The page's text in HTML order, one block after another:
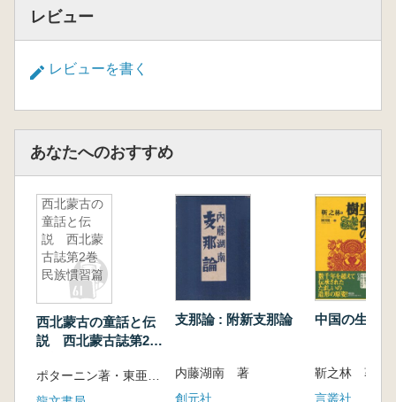
レビュー
レビューを書く
あなたへのおすすめ
西北蒙古の
童話と伝
説 西北蒙
古誌第2巻
民族慣習篇
西北蒙古の童話と伝
説 西北蒙古誌第2巻
支那論 : 附新支那論
内藤湖南 著
創元社
中国の生命
言叢社